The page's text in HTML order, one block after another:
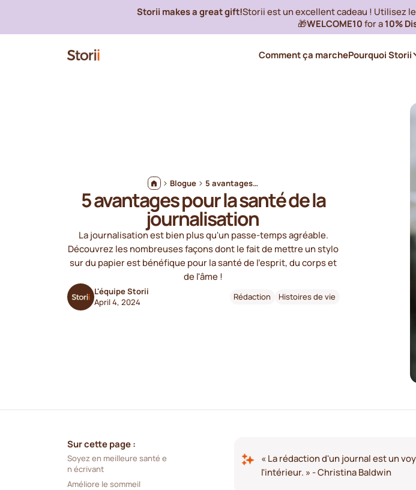
Storii makes a great gift!Storii est un excellent cadeau ! Utilisez
🎁WELCOME10 for a10%
Comment ça marchePourquoi Storii
Blogue 5 avantages pour la santé de la journalisation
5 avantages pour la santé de la
journalisation
La journalisation est bien plus qu'un passe-temps agréable.
Découvrez les nombreuses façons dont le fait de mettre un stylo
sur du papier est bénéfique pour la santé de l'esprit, du corps et
de l'âme !
L'équipe Storii
April 4, 2024
Rédaction Histoires de vie
Sur cette page :
Soyez en meilleure santé e
n écrivant
Améliore le sommeil
« La rédaction d'un journal est un
l'intérieur. » - Christina Baldwin